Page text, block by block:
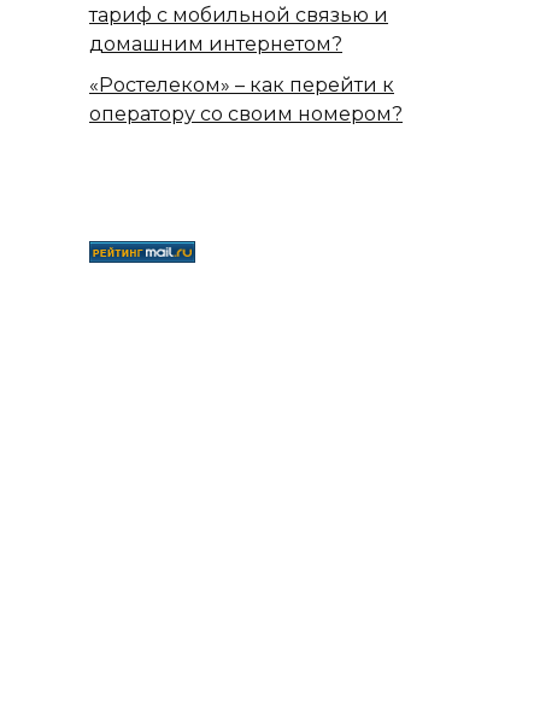
тариф с мобильной связью и
домашним интернетом?
«Ростелеком» – как перейти к
оператору со своим номером?